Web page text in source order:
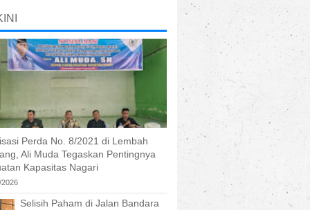
Perda No. 8/2021 di Lembah
Ali Muda Tegaskan Pentingnya
Kapasitas Nagari
Selisih Paham di Jalan Bandara